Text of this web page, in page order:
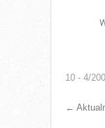
10 - 4/
←